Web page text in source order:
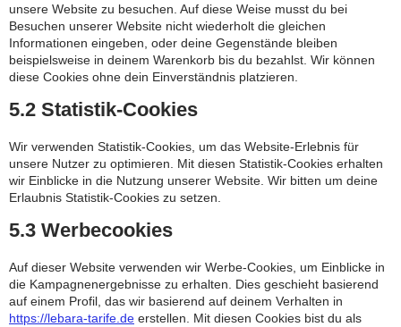
unsere Website zu besuchen. Auf diese Weise musst du bei
Besuchen unserer Website nicht wiederholt die gleichen
Informationen eingeben, oder deine Gegenstände bleiben
beispielsweise in deinem Warenkorb bis du bezahlst. Wir können
diese Cookies ohne dein Einverständnis platzieren.
5.2 Statistik-Cookies
Wir verwenden Statistik-Cookies, um das Website-Erlebnis für
unsere Nutzer zu optimieren. Mit diesen Statistik-Cookies erhalten
wir Einblicke in die Nutzung unserer Website. Wir bitten um deine
Erlaubnis Statistik-Cookies zu setzen.
5.3 Werbecookies
Auf dieser Website verwenden wir Werbe-Cookies, um Einblicke in
die Kampagnenergebnisse zu erhalten. Dies geschieht basierend
auf einem Profil, das wir basierend auf deinem Verhalten in
https://lebara-tarife.de erstellen. Mit diesen Cookies bist du als